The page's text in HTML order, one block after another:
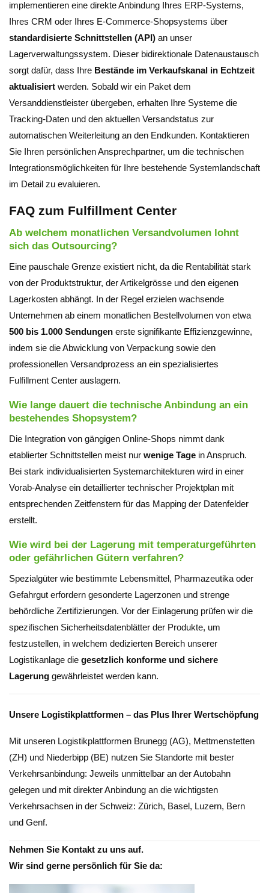
implementieren eine direkte Anbindung Ihres ERP-Systems,
Ihres CRM oder Ihres E-Commerce-Shopsystems über
standardisierte Schnittstellen (API) an unser
Lagerverwaltungssystem. Dieser bidirektionale Datenaustausch
sorgt dafür, dass Ihre Bestände im Verkaufskanal in Echtzeit
aktualisiert werden. Sobald wir ein Paket dem
Versanddienstleister übergeben, erhalten Ihre Systeme die
Tracking-Daten und den aktuellen Versandstatus zur
automatischen Weiterleitung an den Endkunden. Kontaktieren
Sie Ihren persönlichen Ansprechpartner, um die technischen
Integrationsmöglichkeiten für Ihre bestehende Systemlandschaft
im Detail zu evaluieren.
FAQ zum Fulfillment Center
Ab welchem monatlichen Versandvolumen lohnt
sich das Outsourcing?
Eine pauschale Grenze existiert nicht, da die Rentabilität stark
von der Produktstruktur, der Artikelgrösse und den eigenen
Lagerkosten abhängt. In der Regel erzielen wachsende
Unternehmen ab einem monatlichen Bestellvolumen von etwa
500 bis 1.000 Sendungen erste signifikante Effizienzgewinne,
indem sie die Abwicklung von Verpackung sowie den
professionellen Versandprozess an ein spezialisiertes
Fulfillment Center auslagern.
Wie lange dauert die technische Anbindung an ein
bestehendes Shopsystem?
Die Integration von gängigen Online-Shops nimmt dank
etablierter Schnittstellen meist nur wenige Tage in Anspruch.
Bei stark individualisierten Systemarchitekturen wird in einer
Vorab-Analyse ein detaillierter technischer Projektplan mit
entsprechenden Zeitfenstern für das Mapping der Datenfelder
erstellt.
Wie wird bei der Lagerung mit temperaturgeführten
oder gefährlichen Gütern verfahren?
Spezialgüter wie bestimmte Lebensmittel, Pharmazeutika oder
Gefahrgut erfordern gesonderte Lagerzonen und strenge
behördliche Zertifizierungen. Vor der Einlagerung prüfen wir die
spezifischen Sicherheitsdatenblätter der Produkte, um
festzustellen, in welchem dedizierten Bereich unserer
Logistikanlage die gesetzlich konforme und sichere
Lagerung gewährleistet werden kann.
Unsere Logistikplattformen – das Plus Ihrer Wertschöpfung
Mit unseren Logistikplattformen Brunegg (AG), Mettmenstetten
(ZH) und Niederbipp (BE) nutzen Sie Standorte mit bester
Verkehrsanbindung: Jeweils unmittelbar an der Autobahn
gelegen und mit direkter Anbindung an die wichtigsten
Verkehrsachsen in der Schweiz: Zürich, Basel, Luzern, Bern
und Genf.
Nehmen Sie Kontakt zu uns auf.
Wir sind gerne persönlich für Sie da: